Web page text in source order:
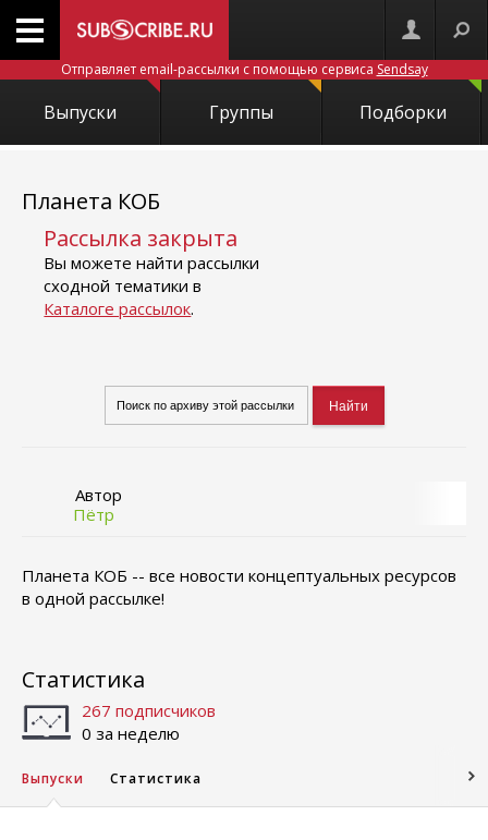
Отправляет email-рассылки с помощью сервиса Sendsay
Выпуски Группы Подборки
Планета КОБ
Рассылка закрыта
Вы можете найти рассылки
сходной тематики в
Каталоге рассылок.
Автор
Пётр
Планета КОБ -- все новости концептуальных ресурсов
в одной рассылке!
Статистика
267 подписчиков
0 за неделю
Выпуски Статистика